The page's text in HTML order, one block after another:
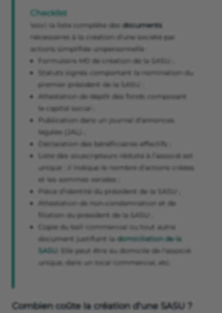
Checklist
Voici la liste complète des documents
nécessaires à la création d’une société par
actions simplifiée unipersonnelle :
Formulaire M0 de création de la SASU ;
Statuts signés comportant la nomination du
premier président de la SASU ;
Attestation de dépôt des fonds composant
le capital social ;
Publication dans un journal d’annonces
légales (JAL) ;
Déclaration des bénéficiaires effectifs ;
Liste des souscripteurs réduite à l’associé est
unique : il indique le nombre d’actions créées
et les sommes versées ;
Pièce d’identité du président de la SASU ;
Attestation de non-condamnation et de
filiation du président de la SASU ;
Copie du bail commercial ou tout autre
document justifiant la domiciliation de la
SASU . Elle peut être au domicile de l’associé
unique, dans un local commercial, etc.
Combien coûte la création d'une SASU ?